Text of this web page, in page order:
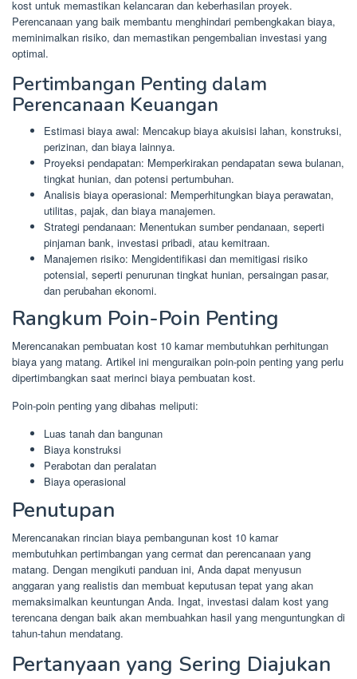
kost untuk memastikan kelancaran dan keberhasilan proyek.
Perencanaan yang baik membantu menghindari pembengkakan biaya,
meminimalkan risiko, dan memastikan pengembalian investasi yang
optimal.
Pertimbangan Penting dalam
Perencanaan Keuangan
Estimasi biaya awal: Mencakup biaya akuisisi lahan, konstruksi,
perizinan, dan biaya lainnya.
Proyeksi pendapatan: Memperkirakan pendapatan sewa bulanan,
tingkat hunian, dan potensi pertumbuhan.
Analisis biaya operasional: Memperhitungkan biaya perawatan,
utilitas, pajak, dan biaya manajemen.
Strategi pendanaan: Menentukan sumber pendanaan, seperti
pinjaman bank, investasi pribadi, atau kemitraan.
Manajemen risiko: Mengidentifikasi dan memitigasi risiko
potensial, seperti penurunan tingkat hunian, persaingan pasar,
dan perubahan ekonomi.
Rangkum Poin-Poin Penting
Merencanakan pembuatan kost 10 kamar membutuhkan perhitungan
biaya yang matang. Artikel ini menguraikan poin-poin penting yang perlu
dipertimbangkan saat merinci biaya pembuatan kost.
Poin-poin penting yang dibahas meliputi:
Luas tanah dan bangunan
Biaya konstruksi
Perabotan dan peralatan
Biaya operasional
Penutupan
Merencanakan rincian biaya pembangunan kost 10 kamar
membutuhkan pertimbangan yang cermat dan perencanaan yang
matang. Dengan mengikuti panduan ini, Anda dapat menyusun
anggaran yang realistis dan membuat keputusan tepat yang akan
memaksimalkan keuntungan Anda. Ingat, investasi dalam kost yang
terencana dengan baik akan membuahkan hasil yang menguntungkan di
tahun-tahun mendatang.
Pertanyaan yang Sering Diajukan